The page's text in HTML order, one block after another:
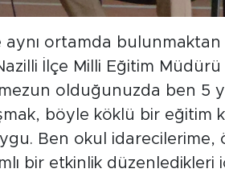
aynı ortamda
İlçe Milli Eğitim
olduğunuzda ben 5
böyle köklü bir eğitim
Ben okul idarecilerime,
bir etkinlik düzenledikleri